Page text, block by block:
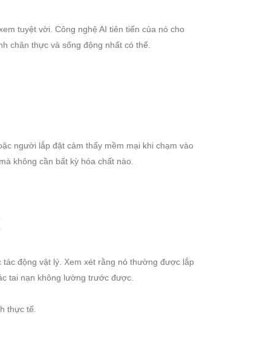
tuyệt vời. Công nghệ AI tiên tiến của nó cho
chân thực và sống động nhất có thể.
người lắp đặt cảm thấy mềm mại khi chạm vào
không cần bất kỳ hóa chất nào.
động vật lý. Xem xét rằng nó thường được lắp
tai nạn không lường trước được.
thực tế.